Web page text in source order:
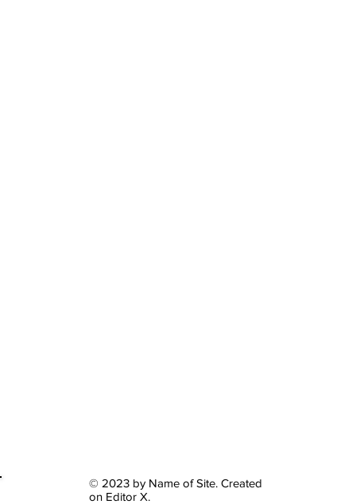
© 2023 by Name of Site. Created
on Editor X.